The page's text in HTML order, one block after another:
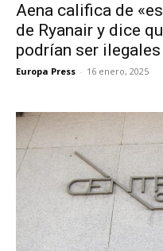
Aena califica de
de Ryanair y dice
podrían ser ilegales
Europa Press - 16 enero, 2025